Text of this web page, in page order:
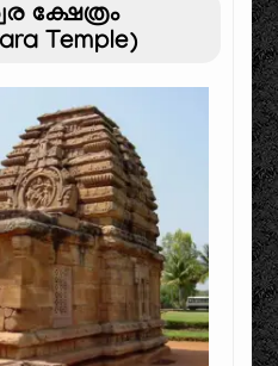
ക്ഷേത്രം
Temple)